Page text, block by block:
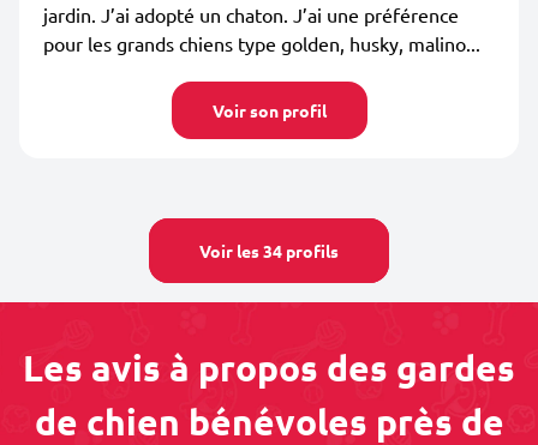
jardin. J’ai adopté un chaton. J’ai une préférence
pour les grands chiens type golden, husky, malino...
Voir son profil
Voir les 34 profils
Les avis à propos des gardes
de chien bénévoles près de